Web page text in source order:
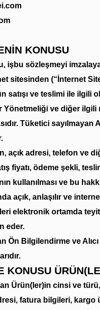
KONUSU
işbu sözleşmeyi
sitesinden (“İnternet
satışı ve teslimi ile ilgili
Yönetmeliği ve diğer
Tüketici sayılmayan
açık adresi, telefon
fiyatı, ödeme şekli,
kullanılması ve bu
açık, anlaşılır ve
elektronik ortamda
eder.
Ön Bilgilendirme ve
KONUSU
Ürün(ler)in cinsi ve
fatura bilgileri, kargo